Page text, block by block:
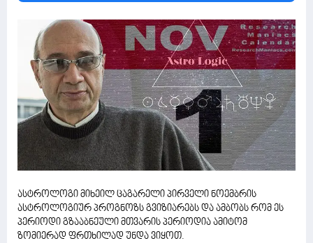
ასტროლოგი მიხეილ ცაგარელი პირველი ნოემბრის
ასტროლოგიურ პროგნოზს გვიზიარებს და ამბობს რომ ეს
პერიოდი გზააბნეული მთვარის პერიოდია ამიტომ
ზომიერად ფრთხილად უნდა ვიყოთ.